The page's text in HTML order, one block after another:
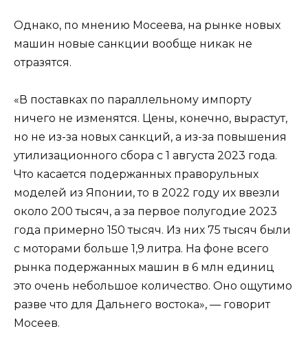
Однако, по мнению Мосеева, на рынке новых
машин новые санкции вообще никак не
отразятся.
«В поставках по параллельному импорту
ничего не изменятся. Цены, конечно, вырастут,
но не из-за новых санкций, а из-за повышения
утилизационного сбора с 1 августа 2023 года.
Что касается подержанных праворульных
моделей из Японии, то в 2022 году их ввезли
около 200 тысяч, а за первое полугодие 2023
года примерно 150 тысяч. Из них 75 тысяч были
с моторами больше 1,9 литра. На фоне всего
рынка подержанных машин в 6 млн единиц
это очень небольшое количество. Оно ощутимо
разве что для Дальнего востока», — говорит
Мосеев.